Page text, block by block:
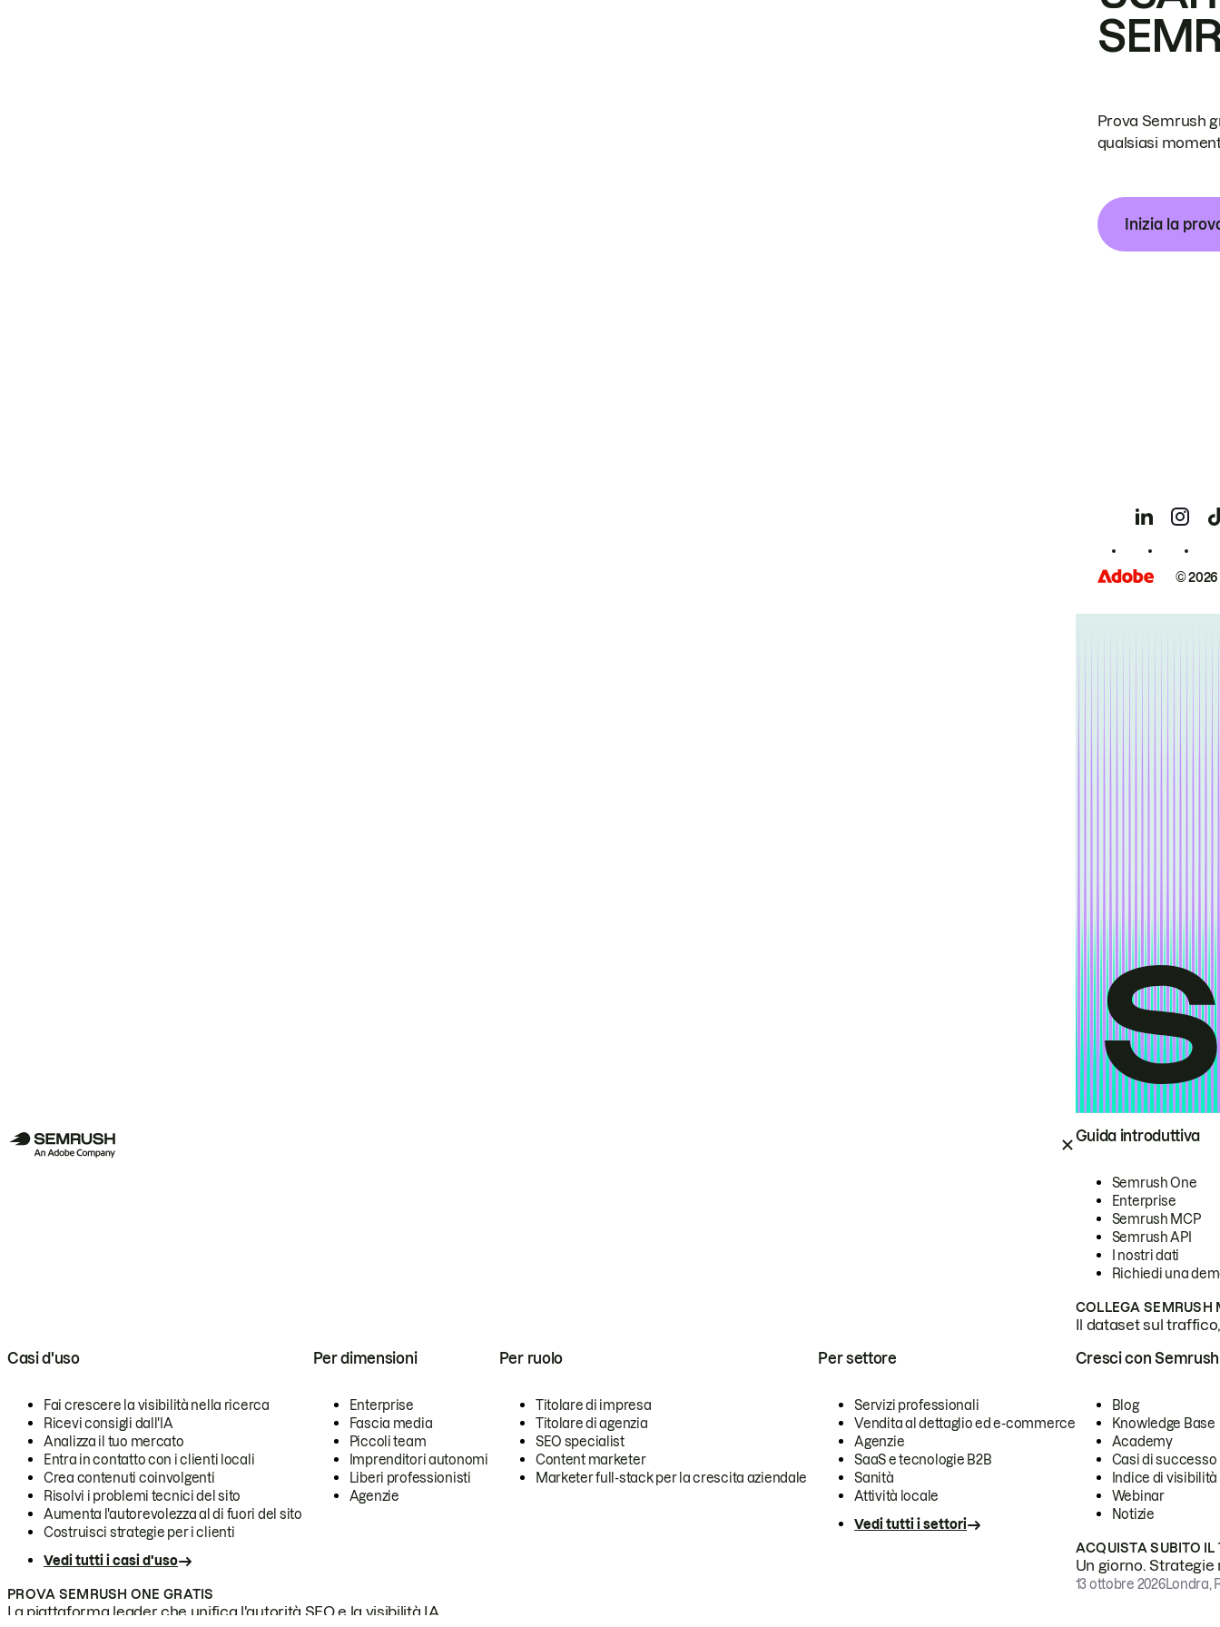
Guida introduttiva
Semrush One
Enterprise
Semrush MCP
Semrush API
I nostri dati
Richiedi una
COLLEGA SEMRUSH
Il dataset sul
Casi d'uso
Fai crescere la visibilità nella ricerca
Ricevi consigli dall'IA
Analizza il tuo mercato
Entra in contatto con i clienti locali
Crea contenuti coinvolgenti
Risolvi i problemi tecnici del sito
Aumenta l'autorevolezza al di fuori del sito
Costruisci strategie per i clienti
Vedi tutti i casi d'uso
Per dimensioni
Enterprise
Fascia media
Piccoli team
Imprenditori autonomi
Liberi professionisti
Agenzie
Per ruolo
Titolare di impresa
Titolare di agenzia
SEO specialist
Content marketer
Marketer full-stack per la crescita aziendale
Per settore
Servizi professionali
Vendita al dettaglio ed e-commerce
Agenzie
SaaS e tecnologie B2B
Sanità
Attività locale
Vedi tutti i settori
PROVA SEMRUSH ONE GRATIS
La piattaforma leader che unifica l'autorità SEO e la visibilità IA.
Cresci con Semrush
Blog
Knowledge Base
Academy
Casi di successo
Indice di visibilità
Webinar
Notizie
ACQUISTA SUBITO IL
Un giorno.
13 ottobre 2026Londra,
Prova Semrush
qualsiasi
Inizia la
©